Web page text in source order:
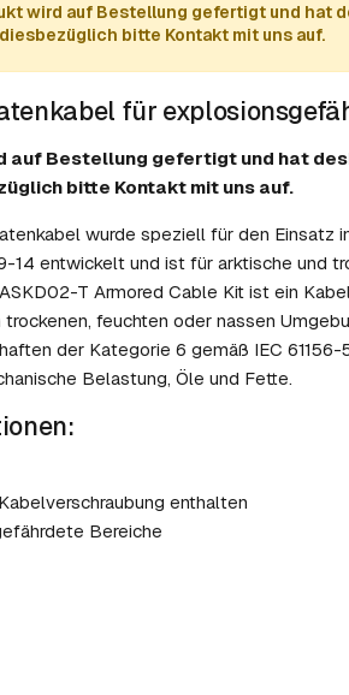
wird auf Bestellung gefertigt und hat
bitte Kontakt mit uns auf.
für
auf Bestellung gefertigt und hat
bitte Kontakt mit uns auf.
wurde speziell für den Einsatz
14 entwickelt und ist für arktische und
T Armored Cable Kit ist ein
feuchten oder nassen
der Kategorie 6 gemäß IEC
Belastung, Öle und Fette.
enthalten
Bereiche